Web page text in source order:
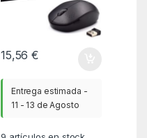
15,56€
Entrega estimada -
11 - 13 de Agosto